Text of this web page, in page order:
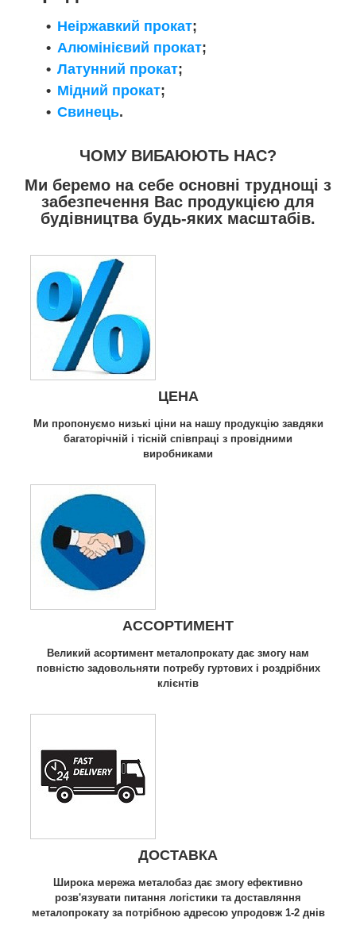
Неіржавкий прокат;
Алюмінієвий прокат;
Латунний прокат;
Мідний прокат;
Свинець.
ЧОМУ ВИБАЮЮТЬ НАС?
Ми беремо на себе основні труднощі з
забезпечення Вас продукцією для
будівництва будь-яких масштабів.
ЦЕНА
Ми пропонуємо низькі ціни на нашу продукцію завдяки
багаторічній і тісній співпраці з провідними
виробниками
АССОРТИМЕНТ
Великий асортимент металопрокату дає змогу нам
повністю задовольняти потребу гуртових і роздрібних
клієнтів
ДОСТАВКА
Широка мережа металобаз дає змогу ефективно
розв'язувати питання логістики та доставляння
металопрокату за потрібною адресою упродовж 1-2 днів